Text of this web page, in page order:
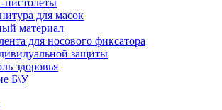
для масок
материал
для носового фиксатора
защиты
здоровья
Б\У